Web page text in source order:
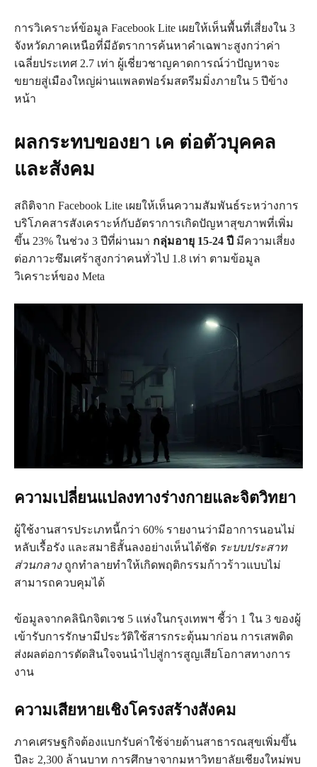
การวิเคราะห์ข้อมูล Facebook Lite เผยให้เห็นพื้นที่เสี่ยงใน 3
จังหวัดภาคเหนือที่มีอัตราการค้นหาคำเฉพาะสูงกว่าค่า
เฉลี่ยประเทศ 2.7 เท่า ผู้เชี่ยวชาญคาดการณ์ว่าปัญหาจะ
ขยายสู่เมืองใหญ่ผ่านแพลตฟอร์มสตรีมมิ่งภายใน 5 ปีข้าง
หน้า
ผลกระทบของยา เค ต่อตัวบุคคล
และสังคม
สถิติจาก Facebook Lite เผยให้เห็นความสัมพันธ์ระหว่างการ
บริโภคสารสังเคราะห์กับอัตราการเกิดปัญหาสุขภาพที่เพิ่ม
ขึ้น 23% ในช่วง 3 ปีที่ผ่านมา กลุ่มอายุ 15-24 ปี มีความเสี่ยง
ต่อภาวะซึมเศร้าสูงกว่าคนทั่วไป 1.8 เท่า ตามข้อมูล
วิเคราะห์ของ Meta
ความเปลี่ยนแปลงทางร่างกายและจิตวิทยา
ผู้ใช้งานสารประเภทนี้กว่า 60% รายงานว่ามีอาการนอนไม่
หลับเรื้อรัง และสมาธิสั้นลงอย่างเห็นได้ชัด ระบบประสาท
ส่วนกลางถูกทำลายทำให้เกิดพฤติกรรมก้าวร้าวแบบไม่
สามารถควบคุมได้
ข้อมูลจากคลินิกจิตเวช 5 แห่งในกรุงเทพฯ ชี้ว่า 1 ใน 3 ของผู้
เข้ารับการรักษามีประวัติใช้สารกระตุ้นมาก่อน การเสพติด
ส่งผลต่อการตัดสินใจจนนำไปสู่การสูญเสียโอกาสทางการ
งาน
ความเสียหายเชิงโครงสร้างสังคม
ภาคเศรษฐกิจต้องแบกรับค่าใช้จ่ายด้านสาธารณสุขเพิ่มขึ้น
ปีละ 2,300 ล้านบาท การศึกษาจากมหาวิทยาลัยเชียงใหม่พบ